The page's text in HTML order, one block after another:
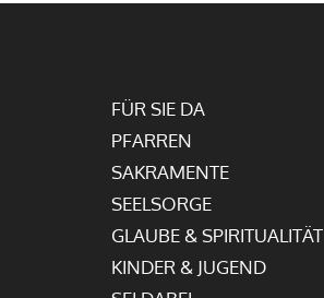
FÜR SIE DA
PFARREN
SAKRAMENTE
SEELSORGE
GLAUBE & SPIRITUALITÄT
KINDER & JUGEND